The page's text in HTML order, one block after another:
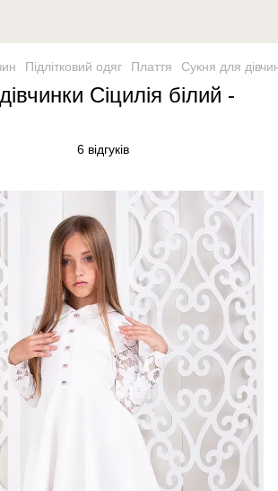
Підлітковий одяг Плаття Сукня для
Сіцилія білий -
6 відгуків